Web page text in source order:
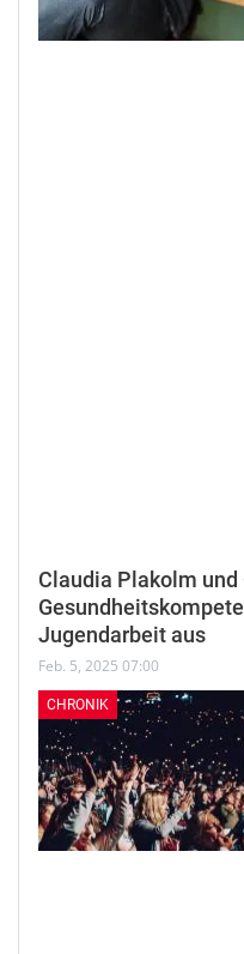
Claudia Plakolm
Jugendarbeit aus
Feb. 5, 2025 07:00
CHRONIK